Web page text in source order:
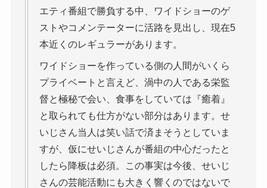
エティ番組で勝負する中、ワイドショーのゲ
ストやコメンテーターに活路を見出し、現在5
本近くのレギュラーがあります。
ワイドショーを作っている側の人間がいくら
プライベートと言えど、渦中の人である栄監
督と極秘で会い、食事をしていては『癒着』
と取られても仕方がない部分はあります。せ
いじさん当人は笑い話で済まそうとしていま
すが、仮にせいじさんが番組の中心だったと
したら降板は必須。この事実は今後、せいじ
さんの芸能活動にも大きく響くのではないで